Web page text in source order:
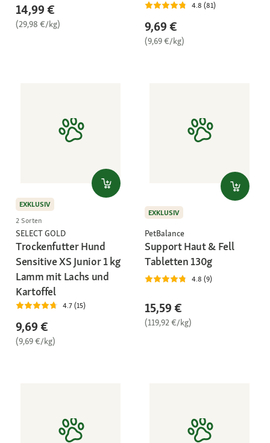
14,99 €
(29,98 €/kg)
4.8 (81)
9,69 €
(9,69 €/kg)
EXKLUSIV
2 Sorten
SELECT GOLD
Trockenfutter Hund
Sensitive XS Junior 1 kg
Lamm mit Lachs und
Kartoffel
4.7 (15)
9,69 €
(9,69 €/kg)
EXKLUSIV
PetBalance
Support Haut & Fell
Tabletten 130g
4.8 (9)
15,59 €
(119,92 €/kg)